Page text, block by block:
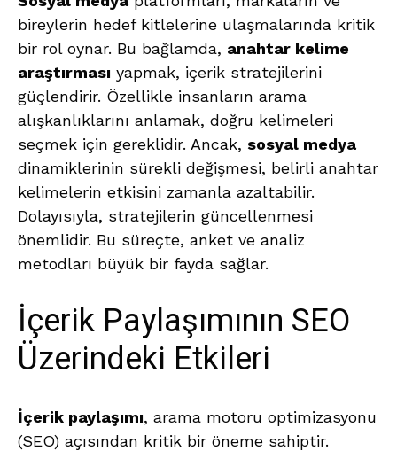
bireylerin hedef kitlelerine ulaşmalarında kritik
bir rol oynar. Bu bağlamda, anahtar kelime
araştırması yapmak, içerik stratejilerini
güçlendirir. Özellikle insanların arama
alışkanlıklarını anlamak, doğru kelimeleri
seçmek için gereklidir. Ancak, sosyal medya
dinamiklerinin sürekli değişmesi, belirli anahtar
kelimelerin etkisini zamanla azaltabilir.
Dolayısıyla, stratejilerin güncellenmesi
önemlidir. Bu süreçte, anket ve analiz
metodları büyük bir fayda sağlar.
İçerik Paylaşımının SEO
Üzerindeki Etkileri
İçerik paylaşımı, arama motoru optimizasyonu
(SEO) açısından kritik bir öneme sahiptir.